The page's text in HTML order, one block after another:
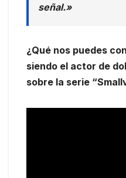
señal.»
¿Qué nos puedes
siendo el actor de
sobre la serie